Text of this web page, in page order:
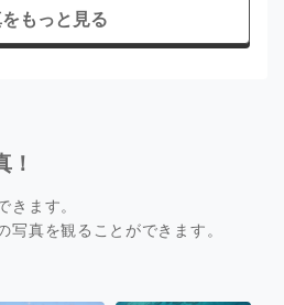
もっと見る
！
きます。
写真を観ることができます。